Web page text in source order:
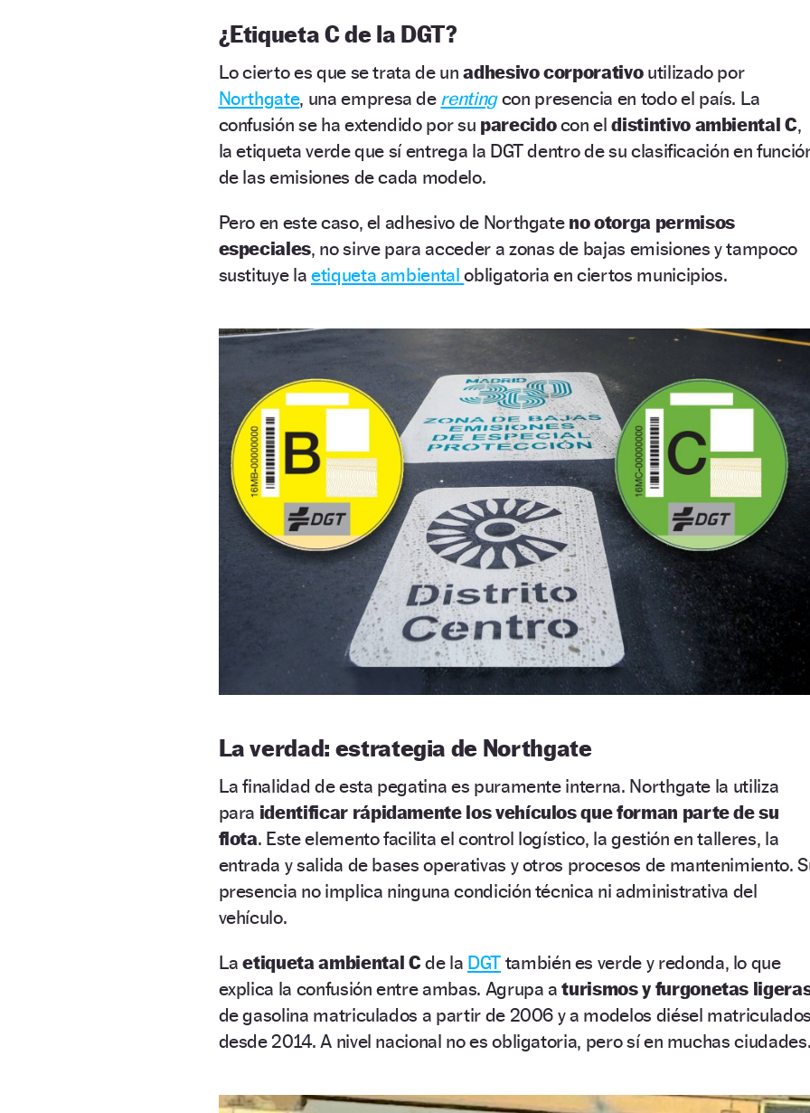
¿Etiqueta C de la DGT?
Lo cierto es que se trata de unadhesivo corporativoutilizado por
Northgate, una empresa de rentingcon presencia en todo el país. La
confusión se ha extendido por su parecidocon eldistintivo ambiental C,
la etiqueta verde que sí entrega la DGT dentro de su clasificación en
de las emisiones de cada modelo.
Pero en este caso, el adhesivo de Northgate no otorga permisos
especiales, no sirve para acceder a zonas de bajas emisiones y tampoco
sustituye la etiqueta ambientalobligatoria en ciertos municipios.
La verdad: estrategia de Northgate
La finalidad de esta pegatina es puramente interna. Northgate la utiliza
para identificar rápidamente los vehículos que forman parte de su
flota. Este elemento facilita el control logístico, la gestión en talleres, la
entrada y salida de bases operativas y otros procesos de mantenimiento.
presencia no implica ninguna condición técnica ni administrativa del
vehículo.
Laetiqueta ambiental Cde la DGTtambién es verde y redonda, lo que
explica la confusión entre ambas. Agrupa a turismos y furgonetas
de gasolina matriculados a partir de 2006 y a modelos diésel matriculados
desde 2014. A nivel nacional no es obligatoria, pero sí en muchas ciudades.